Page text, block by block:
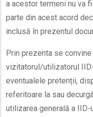
a acestor termeni nu va
parte din acest acord
inclusă în prezentul
Prin prezenta se
vizitatorul/utilizatorul
eventualele pretenții,
referitoare la sau
utilizarea generală a